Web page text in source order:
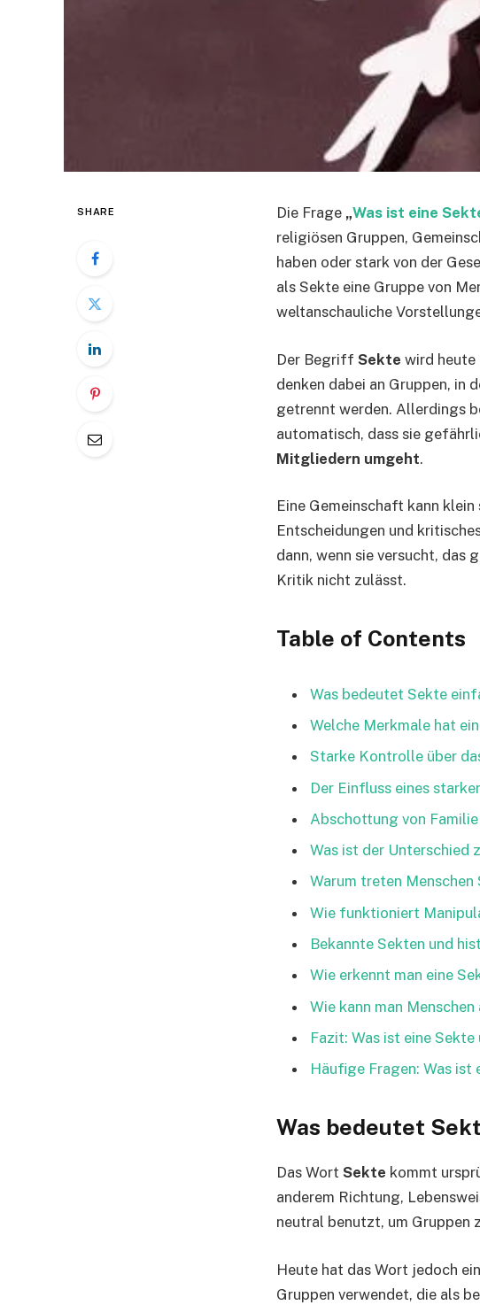
SHARE Die Frage „Was ist eine
religiösen Gruppen,
haben oder stark von der
als Sekte eine Gruppe von
weltanschauliche
Der Begriff Sekte wird heute
denken dabei an Gruppen,
getrennt werden. Allerdings
automatisch, dass sie
Mitgliedern umgeht.
Eine Gemeinschaft kann
Entscheidungen und
dann, wenn sie versucht, das
Kritik nicht zulässt.
Table of Contents
Was bedeutet Sekte
Welche Merkmale hat
Starke Kontrolle über
Der Einfluss eines
Abschottung von
Was ist der Unterschied
Warum treten
Wie funktioniert
Bekannte Sekten und
Wie erkennt man eine
Wie kann man
Fazit: Was ist eine
Häufige Fragen: Was ist
Was bedeutet
Das Wort Sekte kommt
anderem Richtung,
neutral benutzt, um Gruppen
Heute hat das Wort jedoch
Gruppen verwendet, die als